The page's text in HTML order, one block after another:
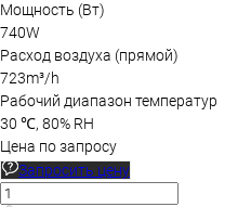
Мощность (Вт)
740W
Расход воздуха (прямой)
723m³/h
Рабочий диапазон температур
30 ℃, 80% RH
Цена по запросу
Запросить цену